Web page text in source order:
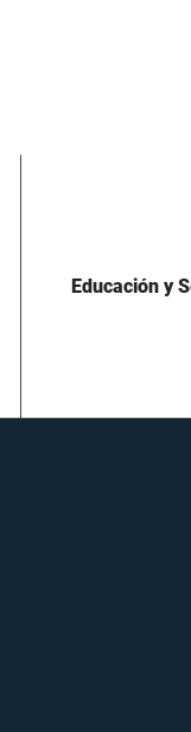
Educación y